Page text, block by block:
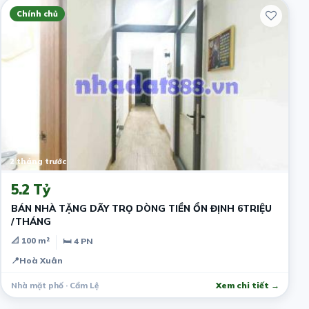
Chính chủ
2 tháng trước
5.2 Tỷ
BÁN NHÀ TẶNG DÃY TRỌ DÒNG TIỀN ỔN ĐỊNH 6TRIỆU
/THÁNG
📐 100 m²
🛏 4 PN
📍Hoà Xuân
Nhà mặt phố · Cẩm Lệ Xem chi tiết →